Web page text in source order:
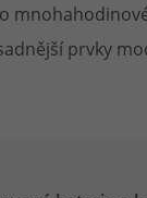
prvky